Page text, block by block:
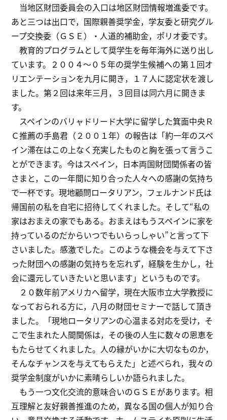
当地区財団委員会の入口は地区財団情報増進委です。
あと三つは出口で，国際親善奨学金，学友委と研究グル
ープ交換委（ＧＳＥ）・人道的補助金，ポリオ委です。
教育的プログラムとして奨学生を毎年海外に送り出し
ています。２００４～０５年の奨学生候補への第１回オ
リエンテーションを九月に開き，１７人に認定状を渡し
ました。第２回は来年三月，３回目は同六月に開きま
す。
スペインのバリャドリード大学に留学した箕面中央Ｒ
Ｃ推薦の手島君（２００１年）の報告は「約一年のスペ
イン滞在はこの上なく充実したものと胸を張って言うこ
とができます。今はスペイン，日本両国財団関係者の皆
さまと，この一年間に知り合った人々への感謝の気持ち
で一杯です。現地顧問ロータリアン，フェルナンド氏は
帰国前の私を自宅に招待してくれました。そして“私の
家はおまえの家でもある。おまえはもうスペインに家を
持っているのだからいつでもいらっしゃい”と言って下
さいました。感激でした。このような機会を与えて下さ
った財団への感謝の気持ちを忘れず，経験を生かし，社
会に還元していきたいと思います」というものです。
２０数年前アメリカへ留学，現在大阪市立大学教授に
なっておられる方に，八月の財団セミナーで話して頂き
ました。「現地ロータリアンの心温まる対応を受け，そ
こで生まれた人間関係は，その後の人生に数々の恩恵を
もたらせてくれました。人の縁がいかに大切なものか，
そんなチャンスを与えてもらえた」と述べられ，我々の
奨学金制度がいかに素晴らしいか語られました。
もう一つ文化交流的意味合いのＧＳＥがあります。相
互理解と友好親善推進のため，異なる国の個人が知り合